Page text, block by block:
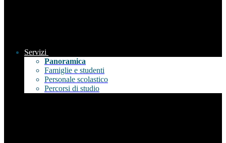
Servizi
Panoramica
Famiglie e studenti
Personale scolastico
Percorsi di studio